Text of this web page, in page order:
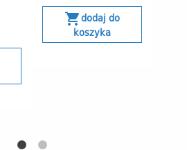
shopping_cartdodaj do
koszyka